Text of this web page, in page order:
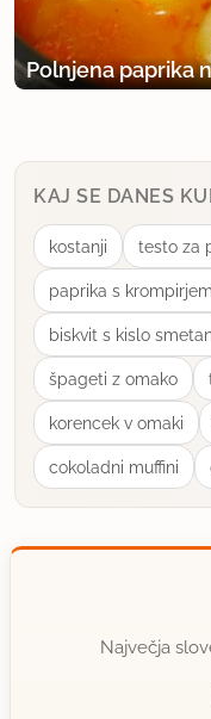
Polnjena paprika
KAJ SE DANES
kostanji testo za
paprika s krompirjem
biskvit s kislo
špageti z omako
korencek v omaki
cokoladni muffini
Največja